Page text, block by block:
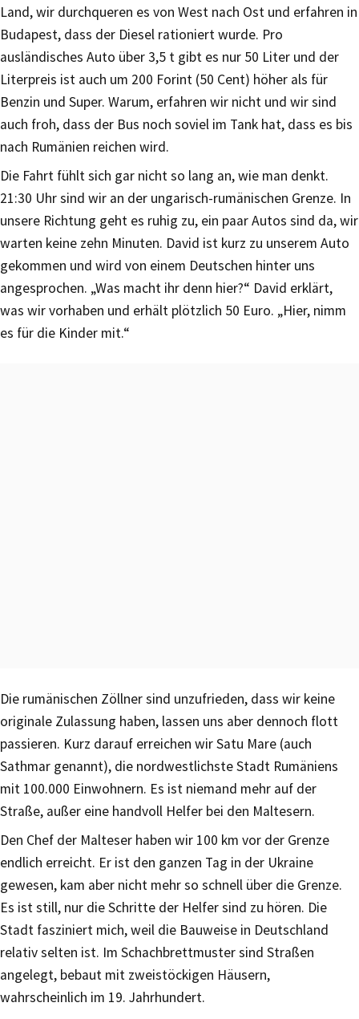
Land, wir durchqueren es von West nach Ost und erfahren in
Budapest, dass der Diesel rationiert wurde. Pro
ausländisches Auto über 3,5 t gibt es nur 50 Liter und der
Literpreis ist auch um 200 Forint (50 Cent) höher als für
Benzin und Super. Warum, erfahren wir nicht und wir sind
auch froh, dass der Bus noch soviel im Tank hat, dass es bis
nach Rumänien reichen wird.
Die Fahrt fühlt sich gar nicht so lang an, wie man denkt.
21:30 Uhr sind wir an der ungarisch-rumänischen Grenze. In
unsere Richtung geht es ruhig zu, ein paar Autos sind da, wir
warten keine zehn Minuten. David ist kurz zu unserem Auto
gekommen und wird von einem Deutschen hinter uns
angesprochen. „Was macht ihr denn hier?“ David erklärt,
was wir vorhaben und erhält plötzlich 50 Euro. „Hier, nimm
es für die Kinder mit.“
Die rumänischen Zöllner sind unzufrieden, dass wir keine
originale Zulassung haben, lassen uns aber dennoch flott
passieren. Kurz darauf erreichen wir Satu Mare (auch
Sathmar genannt), die nordwestlichste Stadt Rumäniens
mit 100.000 Einwohnern. Es ist niemand mehr auf der
Straße, außer eine handvoll Helfer bei den Maltesern.
Den Chef der Malteser haben wir 100 km vor der Grenze
endlich erreicht. Er ist den ganzen Tag in der Ukraine
gewesen, kam aber nicht mehr so schnell über die Grenze.
Es ist still, nur die Schritte der Helfer sind zu hören. Die
Stadt fasziniert mich, weil die Bauweise in Deutschland
relativ selten ist. Im Schachbrettmuster sind Straßen
angelegt, bebaut mit zweistöckigen Häusern,
wahrscheinlich im 19. Jahrhundert.